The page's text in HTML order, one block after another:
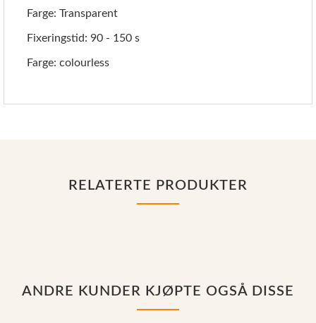
Farge: Transparent
Fixeringstid: 90 - 150 s
Farge: colourless
RELATERTE PRODUKTER
ANDRE KUNDER KJØPTE OGSÅ DISSE